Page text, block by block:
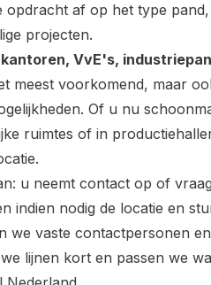
opdracht af op het type
projecten.
kantoren, VvE's,
meest voorkomend, maar
Of u nu
ruimtes of in
u neemt contact op of
indien nodig de locatie en
we vaste contactpersonen
lijnen kort en passen we